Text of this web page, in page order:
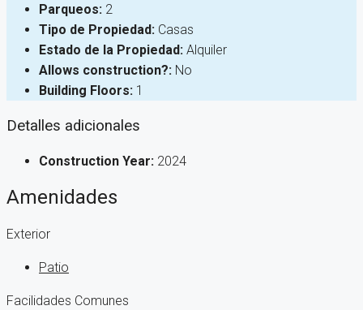
Parqueos: 2
Tipo de Propiedad: Casas
Estado de la Propiedad: Alquiler
Allows construction?: No
Building Floors: 1
Detalles adicionales
Construction Year: 2024
Amenidades
Exterior
Patio
Facilidades Comunes